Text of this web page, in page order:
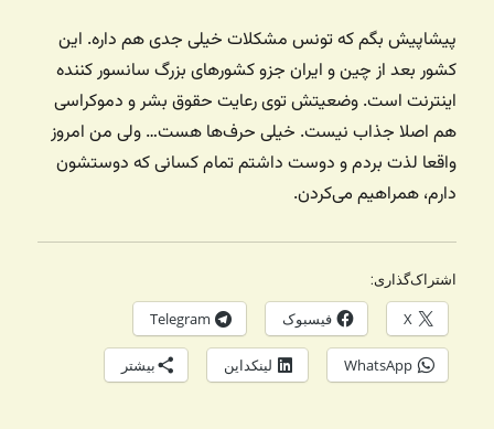
پیشاپیش بگم که تونس مشکلات خیلی جدی هم داره. این
کشور بعد از چین و ایران جزو کشورهای بزرگ سانسور کننده
اینترنت است. وضعیتش توی رعایت حقوق بشر و دموکراسی
هم اصلا جذاب نیست. خیلی حرف‌ها هست… ولی من امروز
واقعا لذت بردم و دوست داشتم تمام کسانی که دوستشون
دارم، همراهیم می‌کردن.
اشتراک‌گذاری:
X فیسبوک Telegram
WhatsApp لینکداین بیشتر